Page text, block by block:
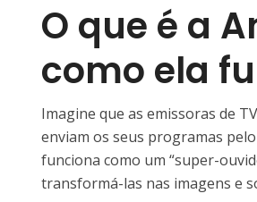
O que é a
como ela
Imagine que as emissoras de
enviam os seus programas
funciona como um “super-
transformá-las nas imagens e